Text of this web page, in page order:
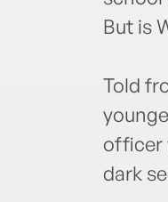
But is
Told
officer
dark